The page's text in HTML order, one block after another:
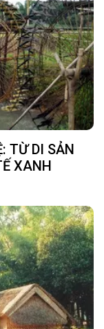
TỪ DI SẢN
XANH